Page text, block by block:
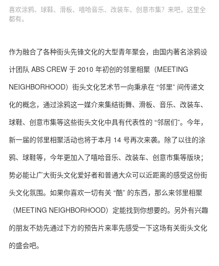
喜欢涂鸦、球鞋、滑板、嘻哈音乐、改装车、创意市集？来吧，这里全
都有。
作为融合了各种街头先锋文化的大型青年聚会，由国内著名涂鸦设
计团队 ABS CREW 于 2010 年初创的邻里相聚（MEETING
NEIGHBORHOOD）街头文化艺术节一向秉承在 “邻里” 间传递文
化的概念，通过涂鸦这一媒介来集结街舞、滑板、音乐、改装车、
球鞋、创意市集等这些街头文化中具有代表性的 “邻居们”。今年，
新一届的邻里相聚活动也将于本月 14 号再次来袭。除了以往的涂
鸦、球鞋等，今年更加入了嘻哈音乐、改装车、创意市集等版块；
势必能让广大街头文化爱好者和普通大众可以近距离的感受这份街
头文化氛围。如果你喜欢一切有关 “酷” 的东西，那么来邻里相聚
（MEETING NEIGHBORHOOD）定能找到你想要的。另外有兴趣
的朋友不妨先通过下方的预告片来率先感受一下这场有关街头文化
的盛会吧。